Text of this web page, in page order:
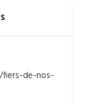
de-nos-